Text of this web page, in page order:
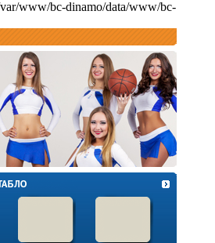
bc-dinamo/data/www/bc-